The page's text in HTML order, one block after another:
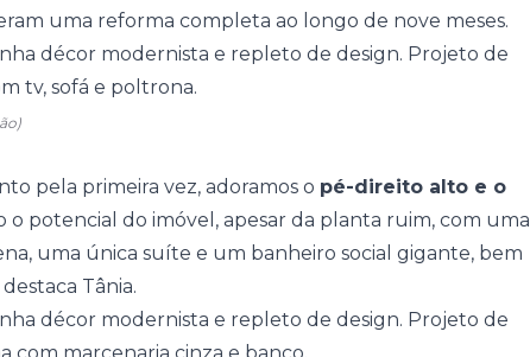
uma reforma completa ao longo de nove meses.
pela primeira vez, adoramos o pé-direito alto e o
o potencial do imóvel, apesar da planta ruim, com uma
uma única suíte e um banheiro social gigante, bem
Tânia.